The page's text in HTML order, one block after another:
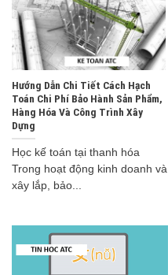
Hướng Dẫn Chi Tiết Cách Hạch
Toán Chi Phí Bảo Hành Sản Phẩm,
Hàng Hóa Và Công Trình Xây
Dựng
Học kế toán tại thanh hóa
Trong hoạt động kinh doanh và
xây lắp, bảo...